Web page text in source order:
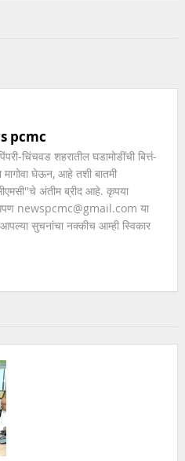
pcmc
चिंचवड शहरातील घडामोडींची बित्तं-
घेऊन, आहे तशी बातमी
अंतीम ब्रीद आहे. कृपया
newspcmc@gmail.com या
सुचनांचा नक्कीच आम्ही स्विकार